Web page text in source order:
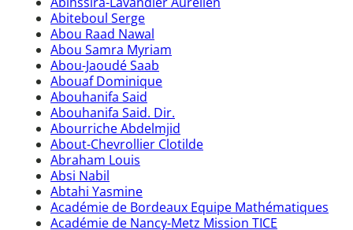
Abiteboul Serge
Abou Raad Nawal
Abou Samra Myriam
Abou-Jaoudé Saab
Abouaf Dominique
Abouhanifa Said
Abouhanifa Said. Dir.
Abourriche Abdelmjid
About-Chevrollier Clotilde
Abraham Louis
Absi Nabil
Abtahi Yasmine
Académie de Bordeaux Equipe Mathématiques
Académie de Nancy-Metz Mission TICE